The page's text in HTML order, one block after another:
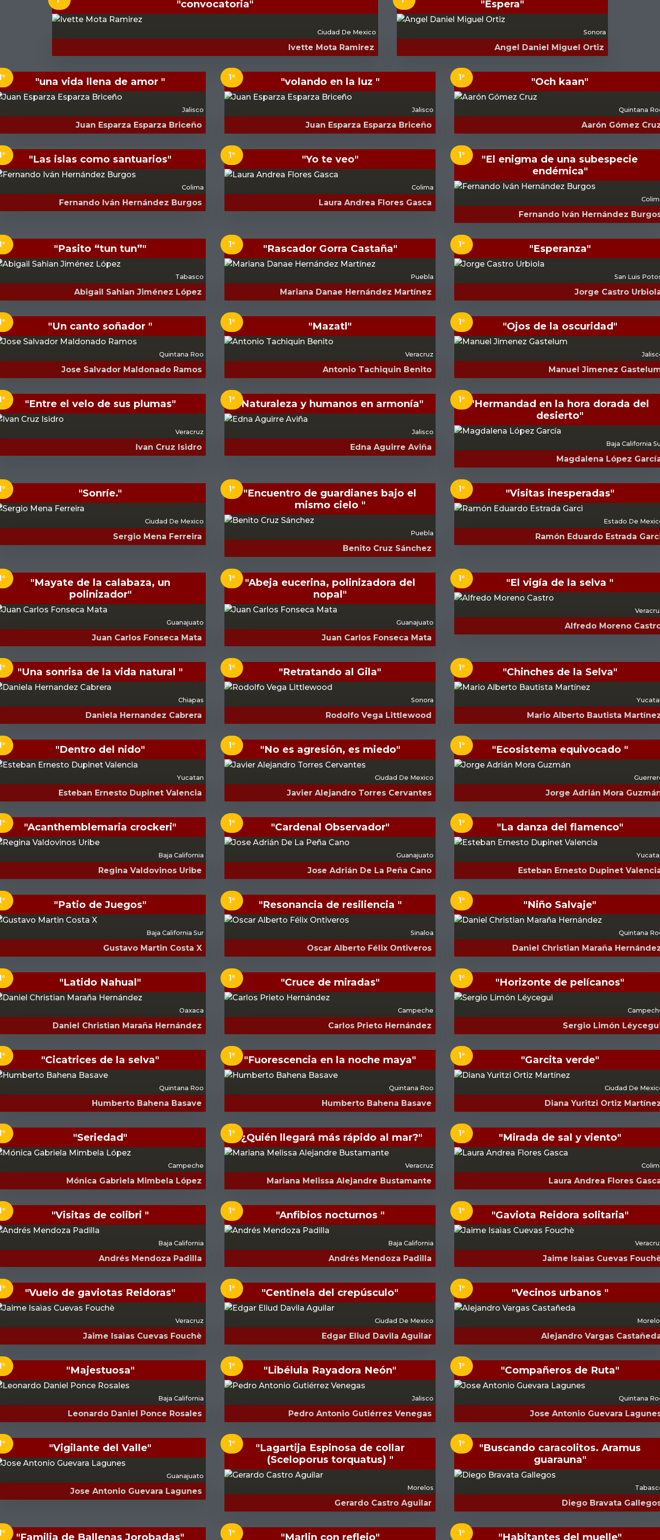
"convocatoria"
Ciudad De Mexico
Ivette Mota Ramirez
"Espera"
Sonora
Angel Daniel Miguel Ortiz
"una vida llena de amor "
Jalisco
Juan Esparza Esparza Briceño
"volando en la luz "
1°
Jalisco
Juan Esparza Esparza Briceño
"Och kaan"
1°
Quintana
Aarón Gómez
"Las islas como santuarios"
Colima
Fernando Iván Hernández Burgos
"Yo te veo"
1°
Colima
Laura Andrea Flores Gasca
"El enigma de una subespecie
endémica"
1°
Fernando Iván Hernández
"Pasito “tun tun”"
Tabasco
Abigail Sahian Jiménez López
"Rascador Gorra Castaña"
1°
Puebla
Mariana Danae Hernández Martínez
"Esperanza"
1°
San Luis
Jorge Castro
"Un canto soñador "
Quintana Roo
Jose Salvador Maldonado Ramos
"Mazatl"
1°
Veracruz
Antonio Tachiquin Benito
"Ojos de la oscuridad"
1°
Manuel Jimenez
"Entre el velo de sus plumas"
Veracruz
Ivan Cruz Isidro
"Naturaleza y humanos en armonía"
1°
Jalisco
Edna Aguirre Aviña
"Hermandad en la hora dorada del
desierto"
1°
Baja California
Magdalena López
"Sonríe."
Ciudad De Mexico
Sergio Mena Ferreira
"Encuentro de guardianes bajo el
mismo cielo "
1°
Puebla
Benito Cruz Sánchez
"Visitas inesperadas"
1°
Estado De
Ramón Eduardo Estrada
"Mayate de la calabaza, un
polinizador"
Guanajuato
Juan Carlos Fonseca Mata
"Abeja eucerina, polinizadora del
nopal"
1°
Guanajuato
Juan Carlos Fonseca Mata
"El vigía de la selva "
1°
Alfredo Moreno
"Una sonrisa de la vida natural "
Chiapas
Daniela Hernandez Cabrera
"Retratando al Gila"
1°
Sonora
Rodolfo Vega Littlewood
"Chinches de la Selva"
1°
Mario Alberto Bautista
"Dentro del nido"
Yucatan
Esteban Ernesto Dupinet Valencia
"No es agresión, es miedo"
1°
Ciudad De Mexico
Javier Alejandro Torres Cervantes
"Ecosistema equivocado "
1°
Jorge Adrián Mora
"Acanthemblemaria crockeri"
Baja California
Regina Valdovinos Uribe
"Cardenal Observador"
1°
Guanajuato
Jose Adrián De La Peña Cano
"La danza del flamenco"
1°
Esteban Ernesto Dupinet
"Patio de Juegos"
Baja California Sur
Gustavo Martin Costa X
"Resonancia de resiliencia "
1°
Sinaloa
Oscar Alberto Félix Ontiveros
"Niño Salvaje"
1°
Quintana
Daniel Christian Maraña
"Latido Nahual"
Oaxaca
Daniel Christian Maraña Hernández
"Cruce de miradas"
1°
Campeche
Carlos Prieto Hernández
"Horizonte de pelícanos"
1°
Sergio Limón
"Cicatrices de la selva"
Quintana Roo
Humberto Bahena Basave
"Fuorescencia en la noche maya"
1°
Quintana Roo
Humberto Bahena Basave
"Garcita verde"
1°
Ciudad De
Diana Yuritzi Ortiz
"Seriedad"
Campeche
Mónica Gabriela Mimbela López
"¿Quién llegará más rápido al mar?"
1°
Veracruz
Mariana Melissa Alejandre Bustamante
"Mirada de sal y viento"
1°
Laura Andrea Flores
"Visitas de colibri "
Baja California
Andrés Mendoza Padilla
"Anfibios nocturnos "
1°
Baja California
Andrés Mendoza Padilla
"Gaviota Reidora solitaria"
1°
Jaime Isaìas Cuevas
"Vuelo de gaviotas Reidoras"
Veracruz
Jaime Isaìas Cuevas Fouchè
"Centinela del crepúsculo"
1°
Ciudad De Mexico
Edgar Eliud Davila Aguilar
"Vecinos urbanos "
1°
Alejandro Vargas
"Majestuosa"
Baja California
Leonardo Daniel Ponce Rosales
"Libélula Rayadora Neón"
1°
Jalisco
Pedro Antonio Gutiérrez Venegas
"Compañeros de Ruta"
1°
Quintana
Jose Antonio Guevara
"Vigilante del Valle"
Guanajuato
Jose Antonio Guevara Lagunes
"Lagartija Espinosa de collar
(Sceloporus torquatus) "
1°
Morelos
Gerardo Castro Aguilar
"Buscando caracolitos. Aramus
guarauna"
1°
Diego Bravata
"Familia de Ballenas Jorobadas" "Marlin con reflejo"
1° "Habitantes del muelle"
1°